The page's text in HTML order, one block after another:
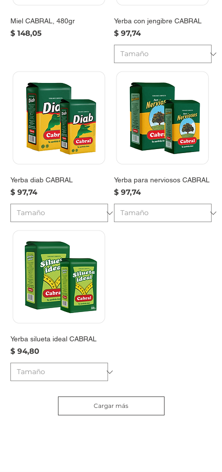
Miel CABRAL, 480gr
Precio
$ 148,05
Yerba con jengibre CABRAL
Precio
$ 97,74
Yerba diab CABRAL
Precio
$ 97,74
Yerba para nerviosos CABRAL
Precio
$ 97,74
Yerba silueta ideal CABRAL
Precio
$ 94,80
Cargar más